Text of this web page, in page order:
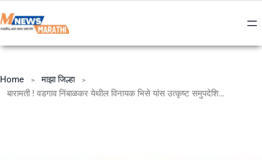
Home
माझा जिल्हा
बारामती ! वडगाव निंबाळकर येथील विनायक भिसे यांस उत्कृष्ट समुपदेशिक पुरस्कार प्रदान .